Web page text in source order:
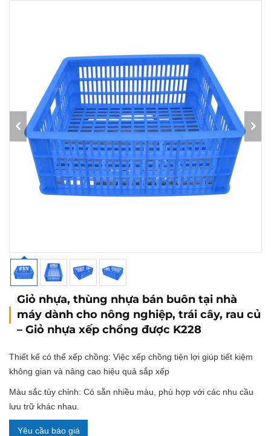
Giỏ nhựa, thùng nhựa bán buôn tại nhà
máy dành cho nông nghiệp, trái cây, rau củ
– Giỏ nhựa xếp chồng được K228
Thiết kế có thể xếp chồng: Việc xếp chồng tiện lợi giúp tiết kiệm
không gian và nâng cao hiệu quả sắp xếp
Màu sắc tùy chỉnh: Có sẵn nhiều màu, phù hợp với các nhu cầu
lưu trữ khác nhau.
Yêu cầu báo giá